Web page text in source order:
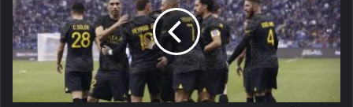
جي
ينتصر
على
السعودي